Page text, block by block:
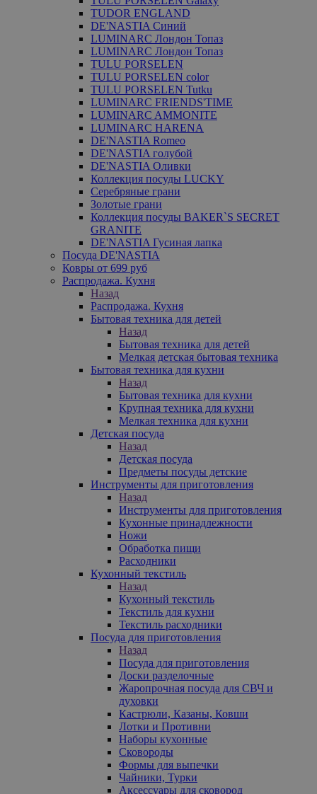
TUDOR ENGLAND
DE'NASTIA Синий
LUMINARC Лондон Топаз
LUMINARC Лондон Топаз
TULU PORSELEN
TULU PORSELEN color
TULU PORSELEN Tutku
LUMINARC FRIENDS'TIME
LUMINARC AMMONITE
LUMINARC HARENA
DE'NASTIA Romeo
DE'NASTIA голубой
DE'NASTIA Оливки
Коллекция посуды LUCKY
Серебряные грани
Золотые грани
Коллекция посуды BAKER`S SECRET
GRANITE
DE'NASTIA Гусиная лапка
Посуда DE'NASTIA
Ковры от 699 руб
Распродажа. Кухня
Назад
Распродажа. Кухня
Бытовая техника для детей
Назад
Бытовая техника для детей
Мелкая детская бытовая техника
Бытовая техника для кухни
Назад
Бытовая техника для кухни
Крупная техника для кухни
Мелкая техника для кухни
Детская посуда
Назад
Детская посуда
Предметы посуды детские
Инструменты для приготовления
Назад
Инструменты для приготовления
Кухонные принадлежности
Ножи
Обработка пищи
Расходники
Кухонный текстиль
Назад
Кухонный текстиль
Текстиль для кухни
Текстиль расходники
Посуда для приготовления
Назад
Посуда для приготовления
Доски разделочные
Жаропрочная посуда для СВЧ и
духовки
Кастрюли, Казаны, Ковши
Лотки и Противни
Наборы кухонные
Сковороды
Формы для выпечки
Чайники, Турки
Аксессуары для сковород